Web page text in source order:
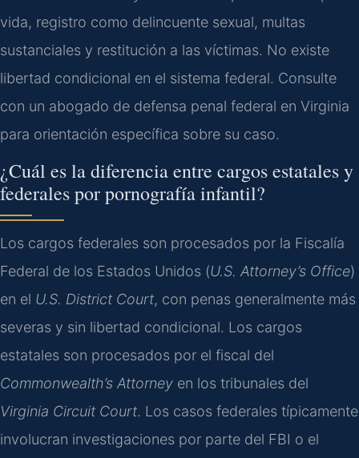
vida, registro como delincuente sexual, multas
sustanciales y restitución a las víctimas. No existe
libertad condicional en el sistema federal. Consulte
con un abogado de defensa penal federal en Virginia
para orientación específica sobre su caso.
¿Cuál es la diferencia entre cargos estatales y
federales por pornografía infantil?
Los cargos federales son procesados por la Fiscalía
Federal de los Estados Unidos (U.S. Attorney’s Office)
en el U.S. District Court, con penas generalmente más
severas y sin libertad condicional. Los cargos
estatales son procesados por el fiscal del
Commonwealth’s Attorney en los tribunales del
Virginia Circuit Court. Los casos federales típicamente
involucran investigaciones por parte del FBI o el